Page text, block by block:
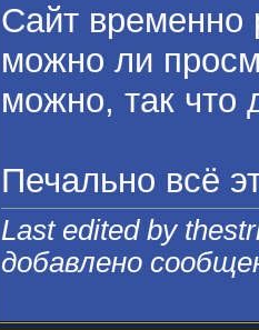
Сайт временно
можно ли
можно, так что
Печально всё
Last edited by
добавлено